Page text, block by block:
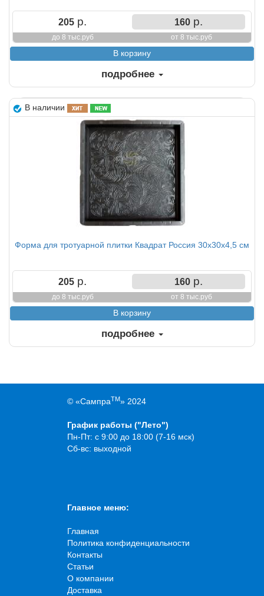
205 р.
до 8 тыс.руб
160р.
от 8 тыс.руб
подробнее
В наличии
Форма для тротуарной плитки Квадрат Россия 30х30х4,5 см
205 р.
до 8 тыс.руб
160р.
от 8 тыс.руб
подробнее
© «СампраTM» 2024
График работы ("Лето")
Пн-Пт: с 9:00 до 18:00 (7-16 мск)
Сб-вс: выходной
Главное меню:
Главная
Политика конфиденциальности
Контакты
Статьи
О компании
Доставка